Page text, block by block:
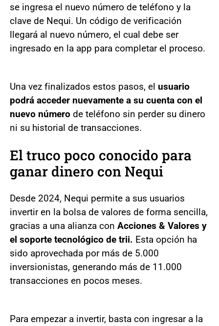
se ingresa el nuevo número de teléfono y la
clave de Nequi. Un código de verificación
llegará al nuevo número, el cual debe ser
ingresado en la app para completar el proceso.
Una vez finalizados estos pasos, el usuario
podrá acceder nuevamente a su cuenta con el
nuevo número de teléfono sin perder su dinero
ni su historial de transacciones.
El truco poco conocido para
ganar dinero con Nequi
Desde 2024, Nequi permite a sus usuarios
invertir en la bolsa de valores de forma sencilla,
gracias a una alianza con Acciones & Valores y
el soporte tecnológico de trii. Esta opción ha
sido aprovechada por más de 5.000
inversionistas, generando más de 11.000
transacciones en pocos meses.
Para empezar a invertir, basta con ingresar a la